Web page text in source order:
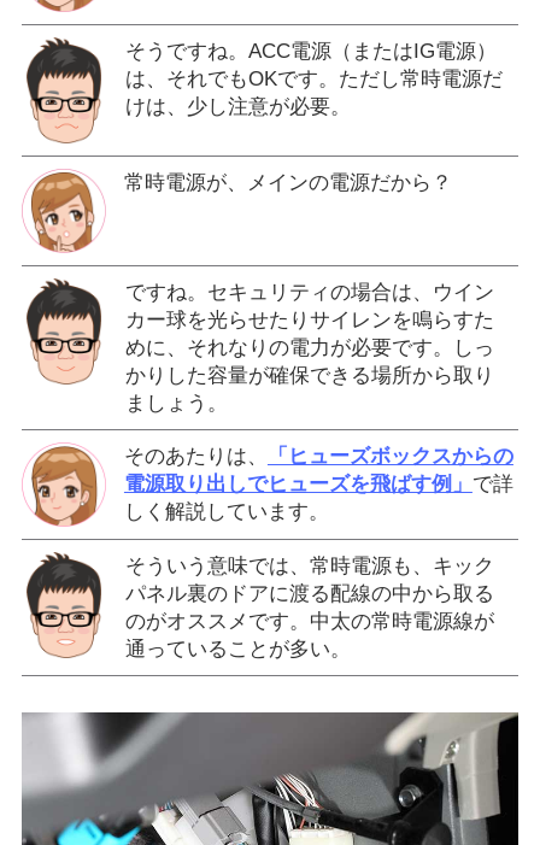
そうですね。ACC電源（またはIG電源）
は、それでもOKです。ただし常時電源だ
けは、少し注意が必要。
常時電源が、メインの電源だから？
ですね。セキュリティの場合は、ウイン
カー球を光らせたりサイレンを鳴らすた
めに、それなりの電力が必要です。しっ
かりした容量が確保できる場所から取り
ましょう。
そのあたりは、
「ヒューズボックスからの
電源取り出しでヒューズを飛ばす例」 で詳
しく解説しています。
そういう意味では、常時電源も、キック
パネル裏のドアに渡る配線の中から取る
のがオススメです。中太の常時電源線が
通っていることが多い。